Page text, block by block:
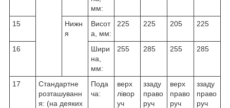
мм:
15
Нижн
я
Висот
а, мм:
225 225 205 225
16
Шири
на,
мм:
255 285 255 285
17
Стандартне
розташуванн
я: (на деяких
Пода
ча:
верх
лівор
уч
ззаду
право
руч
верх
право
руч
ззаду
право
руч